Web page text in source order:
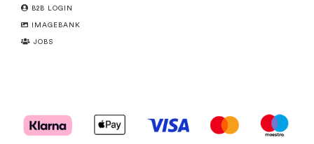
B2B LOGIN
IMAGEBANK
JOBS